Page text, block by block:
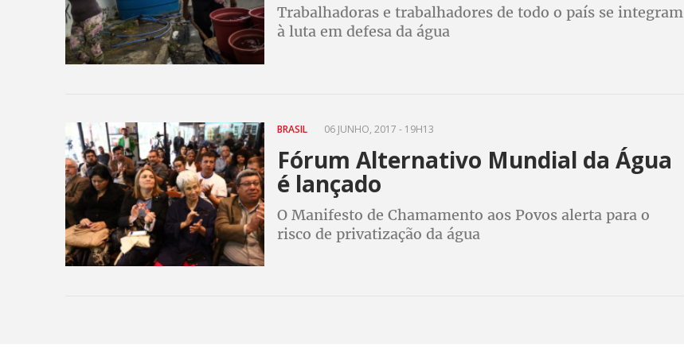
Trabalhadoras e trabalhadores de todo o país se integram
à luta em defesa da água
BRASIL 06 JUNHO, 2017 - 19H13
Fórum Alternativo Mundial da Água
é lançado
O Manifesto de Chamamento aos Povos alerta para o
risco de privatização da água